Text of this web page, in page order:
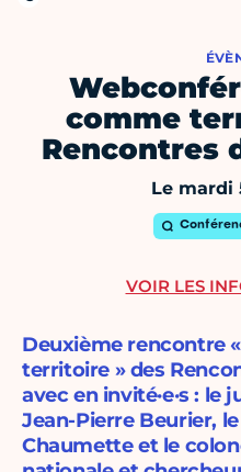
comme
Rencontres
Le mardi
Deuxième rencontre
territoire » des
avec en invité·e·s : le
Jean-Pierre Beurier,
Chaumette et le
VOIR LES